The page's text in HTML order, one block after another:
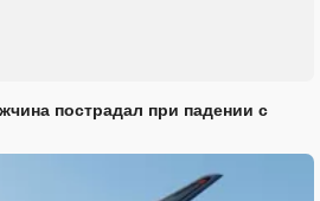
пострадал при падении с